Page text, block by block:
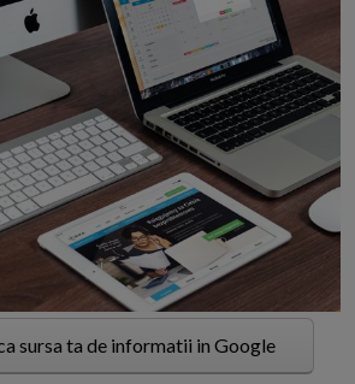
sursa ta de informatii in Google